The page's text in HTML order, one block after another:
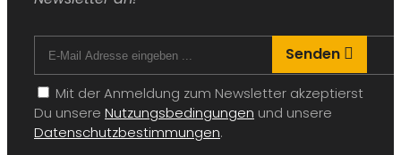
Senden
Mit der Anmeldung zum Newsletter akzeptierst
Du unsere Nutzungsbedingungen und unsere
Datenschutzbestimmungen.